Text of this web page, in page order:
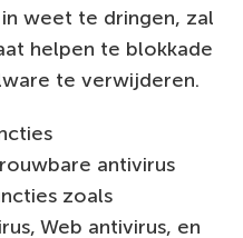
weet te dringen, zal
helpen te blokkade
te verwijderen.
antivirus
zoals
Web antivirus, en